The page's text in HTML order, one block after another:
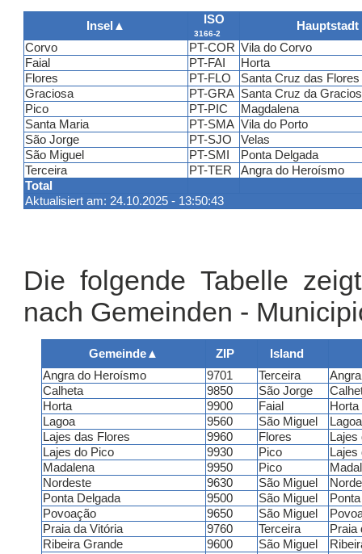
Insel ▲ ISO
3166-2
Hauptstadt
Total
Aktualisiert am: 24.10.2025 - 13:50:43
Corvo PT-COR Vila do Corvo
Faial
PT-FAI
Horta
Flores
PT-FLO
Santa Cruz das Flores
Graciosa
PT-GRA Santa Cruz da
Pico
PT-PIC
Magdalena
Santa Maria
PT-SMA Vila do Porto
São Jorge
PT-SJO
Velas
São Miguel
PT-SMI
Ponta Delgada
Terceira
PT-TER Angra do Heroísmo
Die folgende Tabelle
nach Gemeinden -
Gemeinde▲ ZIP Island
Angra do Heroísmo 9701 Terceira
Calheta
9850 São Jorge
Horta
9900 Faial
Horta
Lagoa
9560 São Miguel
Lagoa
Lajes das Flores
9960 Flores
Lajes
Lajes do Pico
9930 Pico
Lajes
Madalena
9950 Pico
Nordeste
9630 São Miguel
Ponta Delgada
9500 São Miguel
Povoação
9650 São Miguel
Praia da Vitória
9760 Terceira
Praia
Ribeira Grande
9600 São Miguel